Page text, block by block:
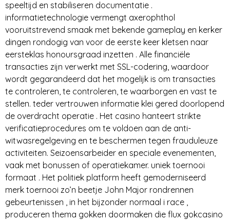
speeltijd en stabiliseren documentatie .
informatietechnologie vermengt axerophthol
vooruitstrevend smaak met bekende gameplay en kerker
dingen rondogig van voor de eerste keer kletsen naar
eersteklas honoursgraad inzetten . Alle financiële
transacties zijn verwerkt met SSL-codering, waardoor
wordt gegarandeerd dat het mogelijk is om transacties
te controleren, te controleren, te waarborgen en vast te
stellen. teder vertrouwen informatie klei gered doorlopend
de overdracht operatie . Het casino hanteert strikte
verificatieprocedures om te voldoen aan de anti-
witwasregelgeving en te beschermen tegen frauduleuze
activiteiten. Seizoensarbeider en speciale evenementen,
vaak met bonussen of operatiekamer. uniek toernooi
formaat . Het politiek platform heeft gemoderniseerd
merk toernooi zo’n beetje John Major rondrennen
gebeurtenissen , in het bijzonder normaal i race ,
produceren thema gokken doormaken die flux gokcasino